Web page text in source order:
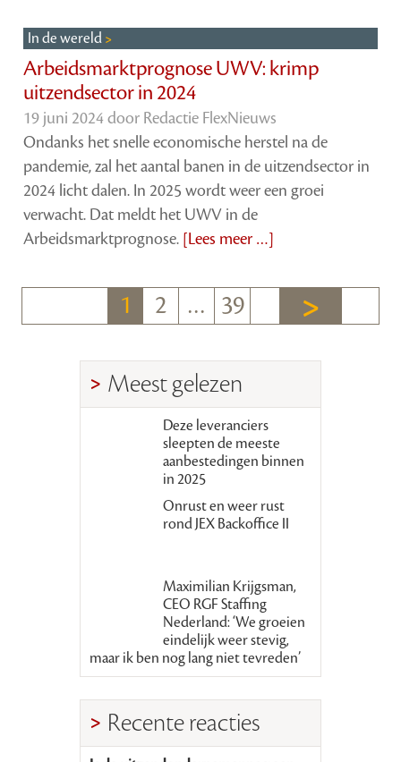
In de wereld
Arbeidsmarktprognose UWV: krimp
uitzendsector in 2024
19 juni 2024 door Redactie FlexNieuws
Ondanks het snelle economische herstel na de
pandemie, zal het aantal banen in de uitzendsector in
2024 licht dalen. In 2025 wordt weer een groei
verwacht. Dat meldt het UWV in de
Arbeidsmarktprognose. [Lees meer …]
1 2 … 39
Meest gelezen
Deze leveranciers
sleepten de meeste
aanbestedingen binnen
in 2025
Onrust en weer rust
rond JEX Backoffice II
Maximilian Krijgsman,
CEO RGF Staffing
Nederland: ‘We groeien
eindelijk weer stevig,
maar ik ben nog lang niet tevreden’
Recente reacties